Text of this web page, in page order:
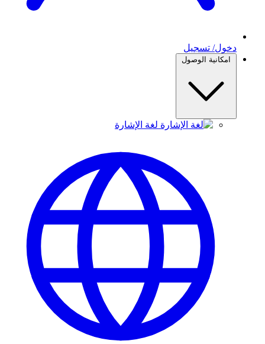
دخول/ تسجيل
امكانية الوصول
لغة الإشارة